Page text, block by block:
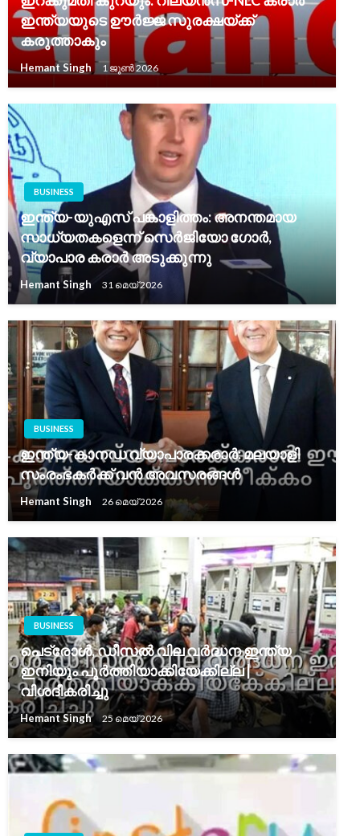
ഇന്ത്യയുടെ ഊർജ്ജ സുരക്ഷയ്ക്ക്
കരുത്താകും
Hemant Singh 1 ജൂൺ 2026
BUSINESS
ഇന്ത്യ-യുഎസ് പങ്കാളിത്തം: അനന്തമായ
സാധ്യതകളെന്ന് സെർജിയോ ഗോർ,
വ്യാപാര കരാർ അടുക്കുന്നു
Hemant Singh 31 മെയ്‌ 2026
BUSINESS
ഇന്ത്യ-കാനഡ വ്യാപാരക്കരാർ: മലയാളി
സംരംഭകർക്ക് വൻ അവസരങ്ങൾ
Hemant Singh 26 മെയ്‌ 2026
BUSINESS
പെട്രോൾ, ഡീസൽ വില വർദ്ധന ഇന്ത്യ
ഇനിയും പൂർത്തിയാക്കിയേക്കില്ല |
വിശദീകരിച്ചു
Hemant Singh 25 മെയ്‌ 2026